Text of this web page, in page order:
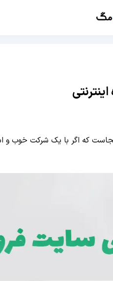
که اگر با یک شرکت خوب و